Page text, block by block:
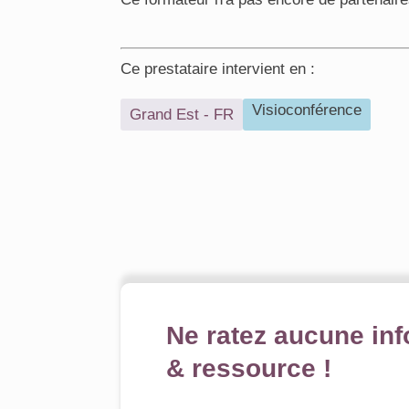
Ce prestataire intervient en :
Grand Est - FR Visioconférence
Ne ratez aucune
& ressource !